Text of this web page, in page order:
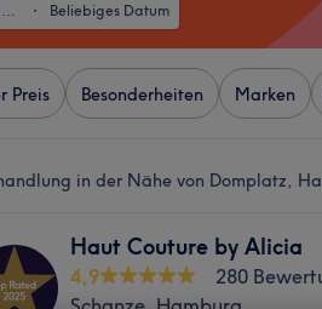
in der Nähe von Domplatz, Hamburg ・ Beliebiges Datum
Preis Besonderheiten Marken
in der Nähe von Domplatz,
Haut Couture by Alicia
4,9
280